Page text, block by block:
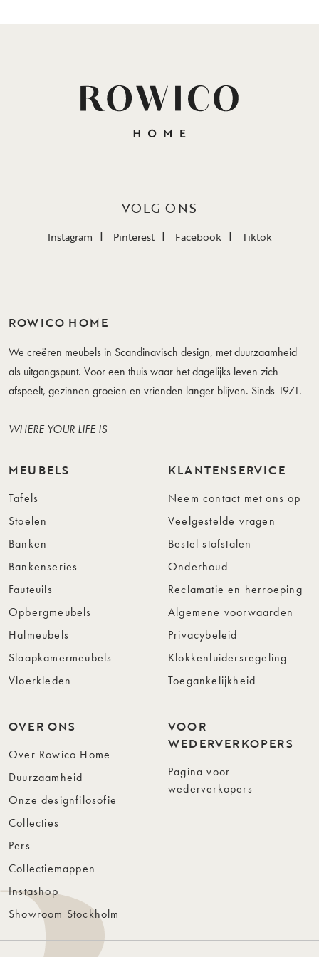
VOLG ONS
Instagram Pinterest Facebook Tiktok
ROWICO HOME
We creëren meubels in Scandinavisch design, met duurzaamheid
als uitgangspunt. Voor een thuis waar het dagelijks leven zich
afspeelt, gezinnen groeien en vrienden langer blijven. Sinds 1971.
WHERE YOUR LIFE IS
MEUBELS
Tafels
Stoelen
Banken
Bankenseries
Fauteuils
Opbergmeubels
Halmeubels
Slaapkamermeubels
Vloerkleden
KLANTENSERVICE
Neem contact met ons op
Veelgestelde vragen
Bestel stofstalen
Onderhoud
Reclamatie en herroeping
Algemene voorwaarden
Privacybeleid
Klokkenluidersregeling
Toegankelijkheid
OVER ONS
Over Rowico Home
Duurzaamheid
Onze designfilosofie
Collecties
Pers
Collectiemappen
Instashop
Showroom Stockholm
VOOR
WEDERVERKOPERS
Pagina voor
wederverkopers